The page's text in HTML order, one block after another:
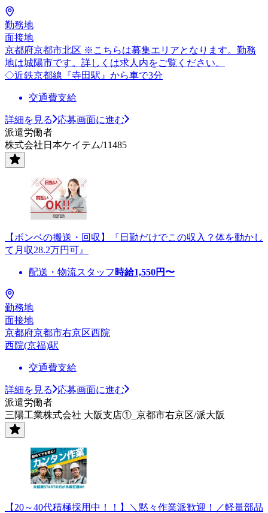
勤務地
面接地
京都府京都市北区 ※こちらは募集エリアとなります。勤務
地は城陽市です。詳しくは求人内をご覧ください。
◇近鉄京都線『寺田駅』から車で3分
交通費支給
詳細を見る
応募画面に進む
派遣労働者
株式会社日本ケイテム/11485
【ボンベの搬送・回収】『日勤だけでこの収入？体を動かし
て月収28.2万円可』
配送・物流スタッフ 時給1,550円〜
勤務地
面接地
京都府京都市右京区西院
西院(京福)駅
交通費支給
詳細を見る
応募画面に進む
派遣労働者
三陽工業株式会社 大阪支店①_京都市右京区/派大阪
【20～40代積極採用中！！】＼黙々作業派歓迎！／軽量部品